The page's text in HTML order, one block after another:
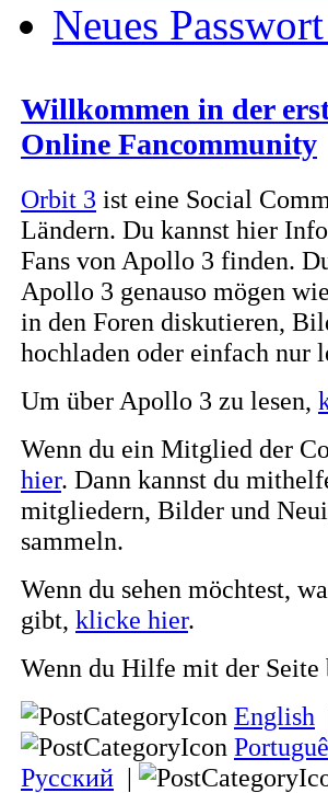
Neues
Willkommen in der
Online Fancommunity
Orbit 3 ist eine Social
Ländern. Du kannst hier
Fans von Apollo 3 finden.
Apollo 3 genauso mögen
in den Foren diskutieren,
hochladen oder einfach nur
Um über Apollo 3 zu lesen,
Wenn du ein Mitglied der
hier. Dann kannst du
mitgliedern, Bilder und
sammeln.
Wenn du sehen möchtest,
gibt, klicke hier.
Wenn du Hilfe mit der Seite
English
Русский |